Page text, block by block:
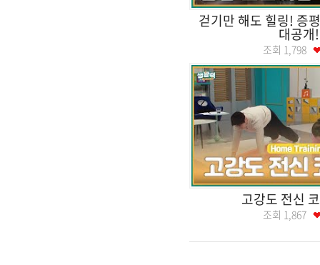
걷기만 해도 힐링! 증
대공개!
조회 1,798
고강도 전신
조회 1,867